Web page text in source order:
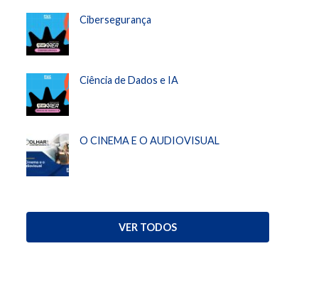
Cibersegurança
Ciência de Dados e IA
O CINEMA E O AUDIOVISUAL
VER TODOS